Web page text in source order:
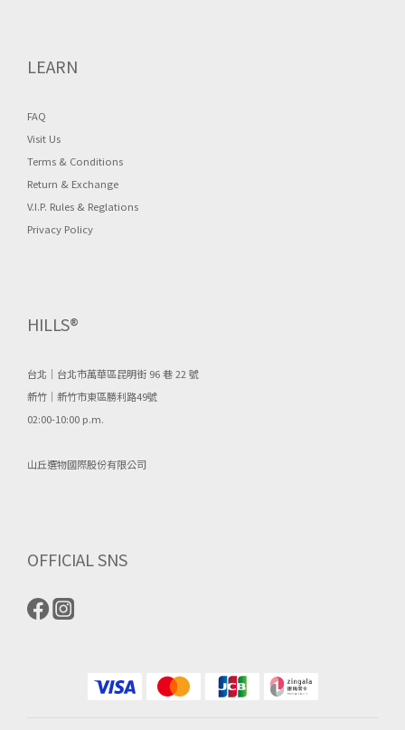
LEARN
FAQ
Visit Us
Terms & Conditions
Return & Exchange
V.I.P. Rules & Reglations
Privacy Policy
HILLS®
台北｜台北市萬華區昆明街 96 巷 22 號
新竹｜新竹市東區勝利路49號
02:00-10:00 p.m.
山丘選物國際股份有限公司
OFFICIAL SNS